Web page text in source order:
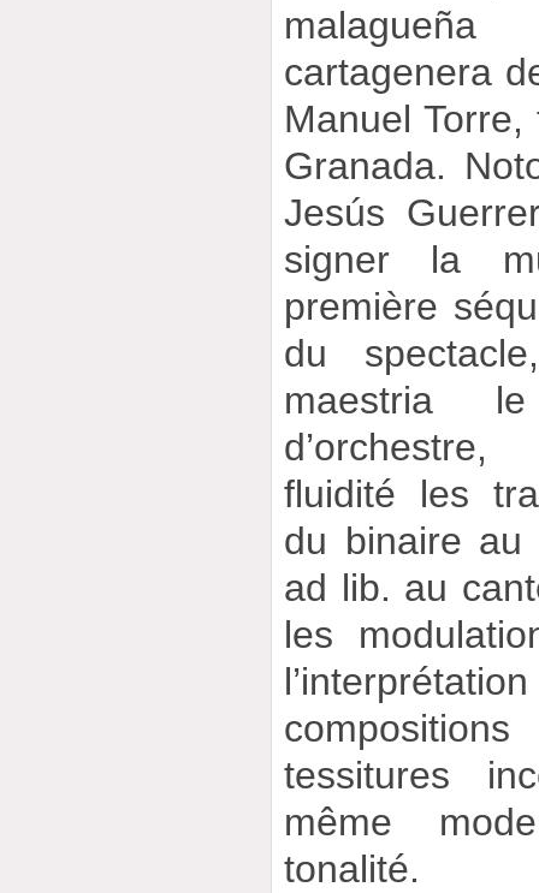
cartagenera
Manuel
Granada.
Jesús
signer la
première
du
maestria
fluidité les
du binaire au
ad lib. au
les
tessitures
même
tonalité.